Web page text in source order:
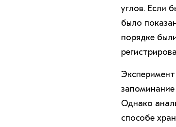
углов. Если
было
порядке
Однако
способе